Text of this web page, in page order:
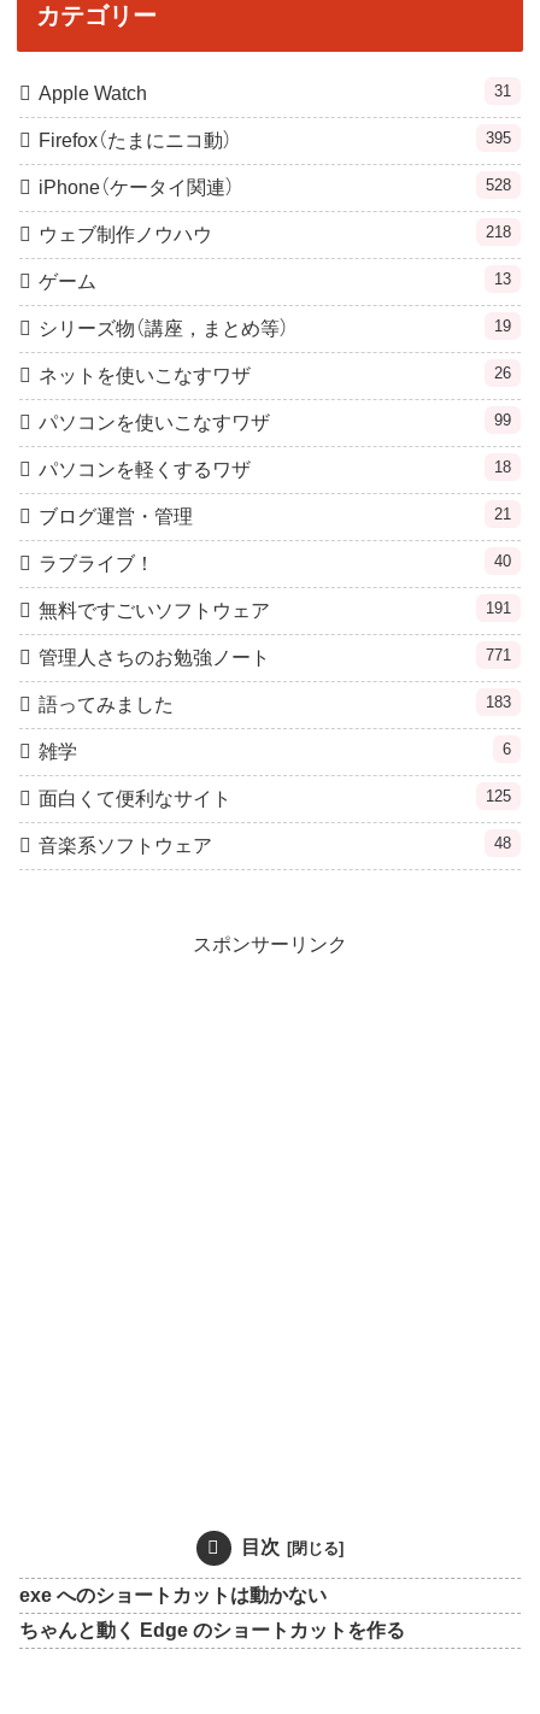
カテゴリー
Apple Watch 31
Firefox（たまにニコ動） 395
iPhone（ケータイ関連） 528
ウェブ制作ノウハウ 218
ゲーム 13
シリーズ物（講座，まとめ等） 19
ネットを使いこなすワザ 26
パソコンを使いこなすワザ 99
パソコンを軽くするワザ 18
ブログ運営・管理 21
ラブライブ！ 40
無料ですごいソフトウェア 191
管理人さちのお勉強ノート 771
語ってみました 183
雑学 6
面白くて便利なサイト 125
音楽系ソフトウェア 48
スポンサーリンク
目次
exe へのショートカットは動かない
ちゃんと動く Edge のショートカットを作る